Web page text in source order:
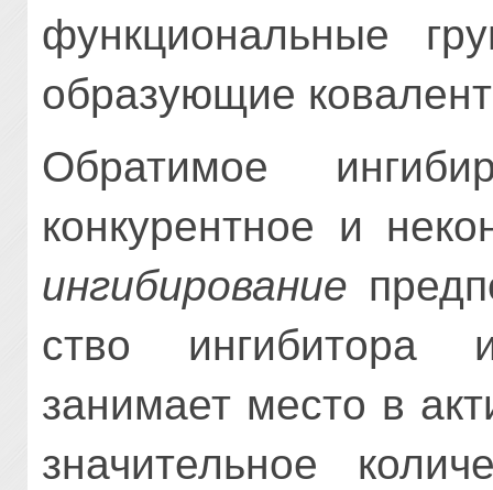
функциональные
образующие
Обратимое
конкурентное и
ингибирование
ство ингибитора
занимает место в
значительное